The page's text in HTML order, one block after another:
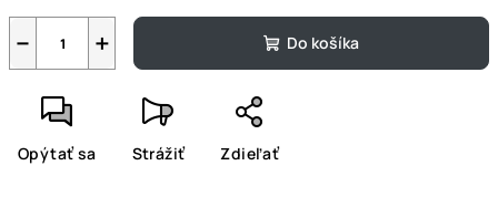
+
− Do košíka
Opýtať sa Strážiť Zdieľať